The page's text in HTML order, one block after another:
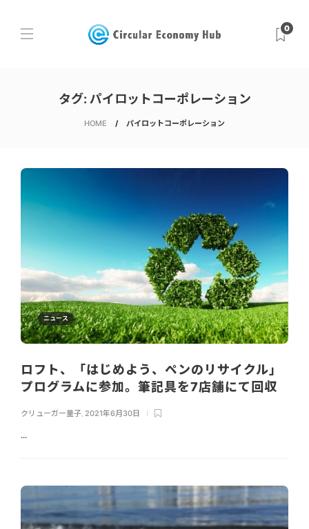
0
タグ: パイロットコーポレーション
HOME パイロットコーポレーション
ニュース
ロフト、「はじめよう、ペンのリサイクル」
プログラムに参加。筆記具を7店舗にて回収
クリューガー量子 2021年6月30日
...